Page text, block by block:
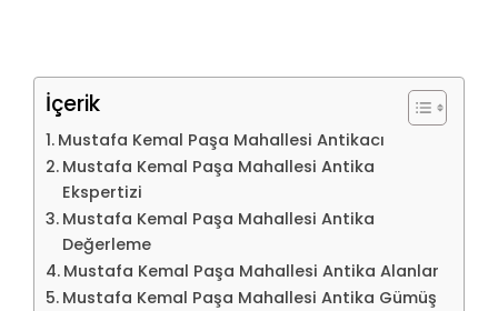
İçerik
Mustafa Kemal Paşa Mahallesi Antikacı
Mustafa Kemal Paşa Mahallesi Antika
Ekspertizi
Mustafa Kemal Paşa Mahallesi Antika
Değerleme
Mustafa Kemal Paşa Mahallesi Antika Alanlar
Mustafa Kemal Paşa Mahallesi Antika Gümüş